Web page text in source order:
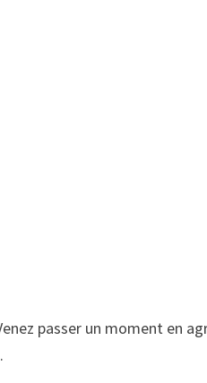
passer un moment en